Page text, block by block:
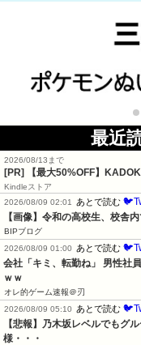
最近
2026/08/13まで
[PR] 【最大50%OFF】
Kindleストア
2026/08/09 02:01
あとで読む
【画像】令和の高校生、校舎
BIPブログ
2026/08/09 01:00
あとで読む
会社「キミ、転勤ね」 男性社
ｗｗ
オレ的ゲーム速報＠刃
2026/08/09 05:10
あとで読む
【悲報】乃木坂レベルでもグ
様・・・